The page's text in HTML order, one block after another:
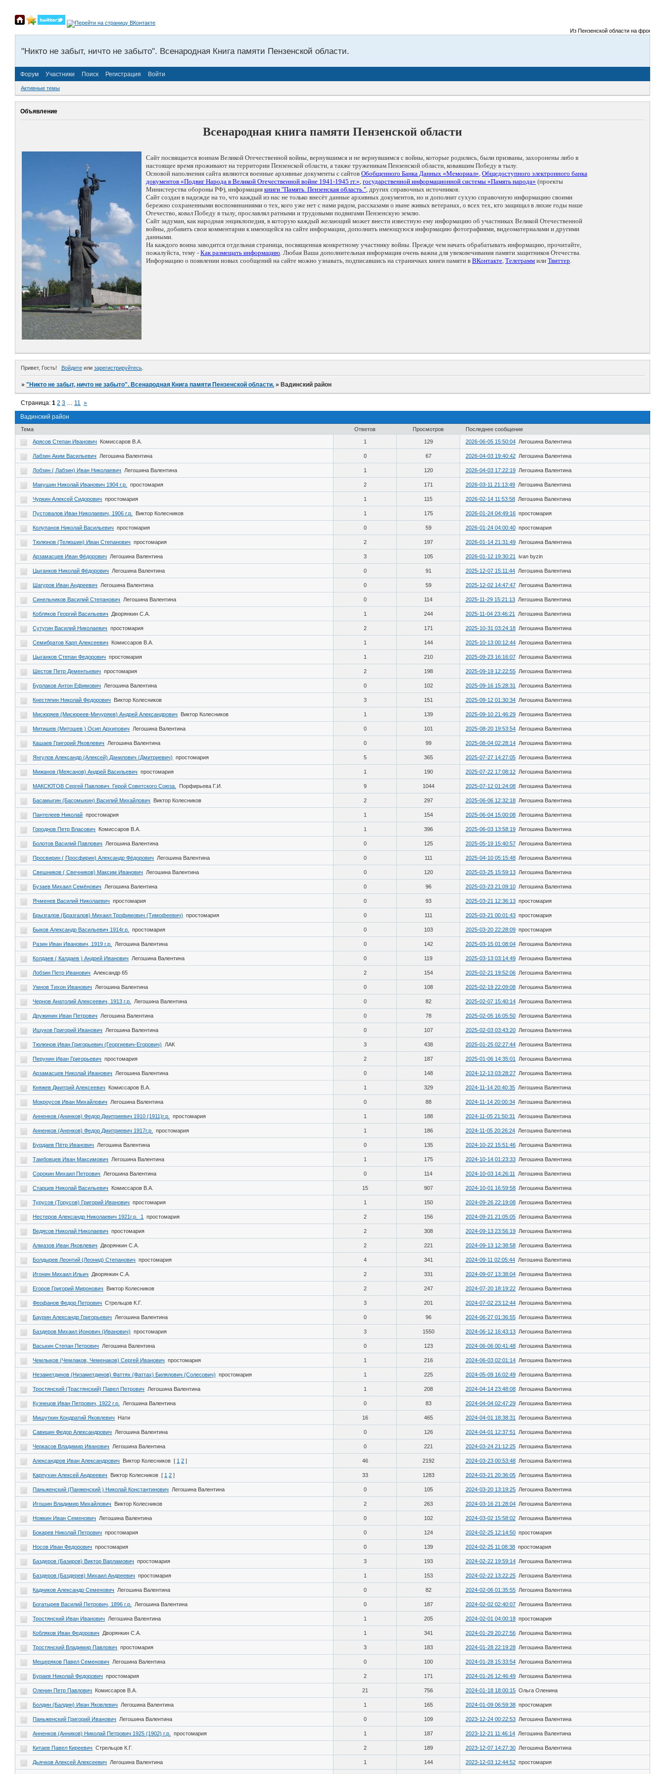
Из Пензенской области на фронты
"Никто не забыт, ничто не забыто". Всенародная Книга памяти Пензенской области.
Форум Участники Поиск Регистрация Войти
Активные темы
Объявление
Всенародная книга памяти Пензенской области
Сайт посвящается воинам Великой Отечественной войны, вернувшимся и не вернувшимся с войны, которые родились, были призваны, захоронены либо в
настоящее время проживают на территории Пензенской области, а также труженикам Пензенской области, ковавшим Победу в тылу.
Основой наполнения сайта являются военные архивные документы с сайтов Обобщенного Банка Данных «Мемориал», Общедоступного электронного банка
документов «Подвиг Народа в Великой Отечественной войне 1941-1945 гг.», государственной информационной системы «Память народа» (проекты
Министерства обороны РФ), информация книги "Память. Пензенская область.", других справочных источников.
Сайт создан в надежде на то, что каждый из нас не только внесёт данные архивных документов, но и дополнит сухую справочную информацию своими
бережно сохраненными воспоминаниями о тех, кого уже нет с нами рядом, рассказами о ныне живых ветеранах, о всех тех, кто защищал в лихие годы наше
Отечество, ковал Победу в тылу, прославлял ратными и трудовыми подвигами Пензенскую землю.
Сайт задуман, как народная энциклопедия, в которую каждый желающий может внести известную ему информацию об участниках Великой Отечественной
войны, добавить свои комментарии к имеющейся на сайте информации, дополнить имеющуюся информацию фотографиями, видеоматериалами и другими
данными.
На каждого воина заводится отдельная страница, посвященная конкретному участнику войны. Прежде чем начать обрабатывать информацию, прочитайте,
пожалуйста, тему - Как размещать информацию. Любая Ваша дополнительная информация очень важна для увековечивания памяти защитников Отечества.
Информацию о появлении новых сообщений на сайте можно узнавать, подписавшись на страничках книги памяти в ВКонтакте, Телеграмм или Твиттер.
Привет, Гость! Войдитеили зарегистрируйтесь.
»"Никто не забыт, ничто не забыто". Всенародная Книга памяти Пензенской области. » Вадинский район
Вадинский район
Страница:1 2 3 … 11 »
Тема Ответов Просмотров Последнее сообщение
Арясов Степан Иванович Комиссаров В.А. 1 129 2026-06-05 15:50:04 Легошина Валентина
Лабзин Аким Васильевич Легошина Валентина 0 67 2026-04-03 19:40:42 Легошина Валентина
Лобзин ( Лабзин) Иван Николаевич Легошина Валентина 1 120 2026-04-03 17:22:19 Легошина Валентина
Макушин Николай Иванович 1904 г.р. простомария 2 171 2026-03-11 21:13:49 Легошина Валентина
Чуркин Алексей Сидорович простомария 1 115 2026-02-14 11:53:58 Легошина Валентина
Пустовалов Иван Николаевич, 1906 г.р. Виктор Колесников 1 175 2026-01-24 04:49:16 простомария
Колупанов Николай Васильевич простомария 0 59 2026-01-24 04:00:40 простомария
Тюлюнов (Телюшин) Иван Степанович простомария 2 197 2026-01-14 21:31:49 Легошина Валентина
Арзамасцев Иван Фёдорович Легошина Валентина 3 105 2026-01-12 19:30:21 ivan byzin
Цыганков Николай Фёдорович Легошина Валентина 0 91 2025-12-07 15:11:44 Легошина Валентина
Шагуров Иван Андреевич Легошина Валентина 0 59 2025-12-02 14:47:47 Легошина Валентина
Синельников Василий Степанович Легошина Валентина 0 114 2025-11-29 15:21:13 Легошина Валентина
Кобляков Георгий Васильевич Дворянкин С.А. 1 244 2025-11-04 23:46:21 Легошина Валентина
Сутугин Василий Николаевич простомария 2 171 2025-10-31 03:24:18 Легошина Валентина
Семибратов Карп Алексеевич Комиссаров В.А. 1 144 2025-10-13 00:12:44 Легошина Валентина
Цыганков Степан Федорович простомария 1 210 2025-09-23 16:16:07 Легошина Валентина
Шестов Петр Дементьевич простомария 2 198 2025-09-19 12:22:55 Легошина Валентина
Бурлаков Антон Ефимович Легошина Валентина 0 102 2025-09-16 15:28:31 Легошина Валентина
Кнестяпин Николай Федорович Виктор Колесников 3 151 2025-09-12 01:30:34 Легошина Валентина
Мисюряев (Мисюреев-Мичуряев) Андрей Александрович Виктор Колесников 1 139 2025-09-10 21:46:29 Легошина Валентина
Митишев (Митошев ) Осип Архипович Легошина Валентина 0 101 2025-08-20 19:53:54 Легошина Валентина
Кашаев Григорий Яковлевич Легошина Валентина 0 99 2025-08-04 02:28:14 Легошина Валентина
Янгулов Александр (Алексей) Данилович (Дмитриевич) простомария 5 365 2025-07-27 14:27:05 Легошина Валентина
Мижанов (Меясанов) Андрей Васильевич простомария 1 190 2025-07-22 17:08:12 Легошина Валентина
МАКСЮТОВ Сергей Павлович. Герой Советского Союза. Порфирьева Г.И. 9 1044 2025-07-12 01:24:08 Легошина Валентина
Басамыгин (Басомыкин) Василий Михайлович Виктор Колесников 2 297 2025-06-06 12:32:18 Легошина Валентина
Пантелеев Николай простомария 1 154 2025-06-04 15:00:08 Легошина Валентина
Городнов Петр Власович Комиссаров В.А. 1 396 2025-06-03 13:58:19 Легошина Валентина
Болотов Василий Павлович Легошина Валентина 0 125 2025-05-19 15:40:57 Легошина Валентина
Просвирин ( Просфирин) Александр Фёдорович Легошина Валентина 0 111 2025-04-10 05:15:48 Легошина Валентина
Свешников ( Свечников) Максим Иванович Легошина Валентина 0 120 2025-03-25 15:59:13 Легошина Валентина
Бузаев Михаил Семёнович Легошина Валентина 0 96 2025-03-23 21:09:10 Легошина Валентина
Ячменев Василий Николаевич простомария 0 93 2025-03-21 12:36:13 простомария
Брызгалов (Бразгалов) Михаил Трофимович (Тимофеевич) простомария 0 111 2025-03-21 00:01:43 простомария
Быков Александр Васильевич 1914г.р. простомария 0 103 2025-03-20 22:28:09 простомария
Разин Иван Иванович, 1919 г.р. Легошина Валентина 0 142 2025-03-15 01:08:04 Легошина Валентина
Колдаев ( Калдаев ) Андрей Иванович Легошина Валентина 0 119 2025-03-13 03:14:49 Легошина Валентина
Лобзин Петр Иванович Александр 65 2 154 2025-02-21 19:52:06 Легошина Валентина
Умнов Тихон Иванович Легошина Валентина 0 108 2025-02-19 22:09:08 Легошина Валентина
Чернов Анатолий Алексеевич, 1913 г.р. Легошина Валентина 0 82 2025-02-07 15:40:14 Легошина Валентина
Дружинин Иван Петрович Легошина Валентина 0 78 2025-02-05 16:05:50 Легошина Валентина
Ишуков Григорий Иванович Легошина Валентина 0 107 2025-02-03 03:43:20 Легошина Валентина
Тюлюнов Иван Григорьевич (Георгиевич-Егорович) ЛАК 3 438 2025-01-25 02:27:44 Легошина Валентина
Перунин Иван Григорьевич простомария 2 187 2025-01-06 14:35:01 Легошина Валентина
Арзамасцев Николай Иванович Легошина Валентина 0 148 2024-12-13 03:28:27 Легошина Валентина
Княжев Дмитрий Алексеевич Комиссаров В.А. 1 329 2024-11-14 20:40:35 Легошина Валентина
Мокроусов Иван Михайлович Легошина Валентина 0 88 2024-11-14 20:00:34 Легошина Валентина
Анненков (Анинков) Федор Дмитриевич 1910 (1911)г.р. простомария 1 188 2024-11-05 21:50:31 Легошина Валентина
Анненков (Аненков) Федор Дмитриевич 1917г.р. простомария 1 186 2024-11-05 20:26:24 Легошина Валентина
Бурдаев Пётр Иванович Легошина Валентина 0 135 2024-10-22 15:51:46 Легошина Валентина
Тамбовцев Иван Максимович Легошина Валентина 1 175 2024-10-14 01:23:33 Легошина Валентина
Сорокин Михаил Петрович Легошина Валентина 0 114 2024-10-03 14:26:11 Легошина Валентина
Старцев Николай Васильевич Комиссаров В.А. 15 907 2024-10-01 16:59:58 Легошина Валентина
Турусов (Торусов) Григорий Иванович простомария 1 150 2024-09-26 22:19:08 Легошина Валентина
Нестеров Александр Николаевич 1921г.р._1 простомария 2 156 2024-09-21 21:05:05 Легошина Валентина
Ведясов Николай Николаевич простомария 2 308 2024-09-13 23:56:19 Легошина Валентина
Алмазов Иван Яковлевич Дворянкин С.А. 2 221 2024-09-13 12:38:58 Легошина Валентина
Болдырев Леонтий (Леонид) Степанович простомария 4 341 2024-09-11 02:05:44 Легошина Валентина
Игонин Михаил Ильич Дворянкин С.А. 2 331 2024-09-07 13:38:04 Легошина Валентина
Егоров Григорий Миронович Виктор Колесников 2 247 2024-07-20 18:19:22 Легошина Валентина
Феофанов Федор Петрович Стрельцов К.Г. 3 201 2024-07-02 23:12:44 Легошина Валентина
Баурин Александр Григорьевич Легошина Валентина 0 96 2024-06-27 01:36:55 Легошина Валентина
Баздеров Михаил Ионович (Иванович) простомария 3 1550 2024-06-12 16:43:13 Легошина Валентина
Васькин Степан Петрович Легошина Валентина 0 123 2024-06-06 00:41:48 Легошина Валентина
Чемлыков (Чемлаков, Чеменаков) Сергей Иванович простомария 1 216 2024-06-03 02:01:14 Легошина Валентина
Незаметдинов (Низаметдинов) Фаттях (Фаттах) Билялович (Солесович) простомария 1 225 2024-05-09 16:02:49 Легошина Валентина
Тростянский (Трастянский) Павел Петрович Легошина Валентина 1 208 2024-04-14 23:48:08 Легошина Валентина
Кузнецов Иван Петрович, 1922 г.р. Легошина Валентина 0 83 2024-04-04 02:47:29 Легошина Валентина
Мишуткин Кондратий Яковлевич Нати 16 465 2024-04-01 18:38:31 Легошина Валентина
Савицин Федор Александрович Легошина Валентина 0 126 2024-04-01 12:37:51 Легошина Валентина
Черкасов Владимир Иванович Легошина Валентина 0 221 2024-03-24 21:12:25 Легошина Валентина
Александров Иван Александрович Виктор Колесников [ 1 2 ] 46 2192 2024-03-23 00:53:48 Легошина Валентина
Карпухин Алексей Андреевич Виктор Колесников [ 1 2 ] 33 1283 2024-03-21 20:36:05 Легошина Валентина
Паньженский (Панженский ) Николай Константинович Легошина Валентина 0 105 2024-03-20 13:19:25 Легошина Валентина
Игошин Владимир Михайлович Виктор Колесников 2 263 2024-03-16 21:28:04 Легошина Валентина
Ножкин Иван Семенович Легошина Валентина 0 102 2024-03-02 15:58:02 Легошина Валентина
Бокарев Николай Петрович простомария 0 124 2024-02-25 12:14:50 простомария
Носов Иван Федорович простомария 0 139 2024-02-25 11:08:38 простомария
Баздеров (Базиров) Виктор Варламович простомария 3 193 2024-02-22 19:59:14 Легошина Валентина
Баздеров (Баздерев) Михаил Андреевич простомария 1 153 2024-02-22 13:22:25 Легошина Валентина
Кадников Александр Семенович Легошина Валентина 0 82 2024-02-06 01:35:55 Легошина Валентина
Богатырев Василий Петрович, 1896 г.р. Легошина Валентина 0 187 2024-02-02 02:40:07 Легошина Валентина
Тростянский Иван Иванович Легошина Валентина 1 205 2024-02-01 04:00:18 простомария
Кобляков Иван Федорович Дворянкин С.А. 1 341 2024-01-29 20:27:56 Легошина Валентина
Тростянский Владимир Павлович простомария 3 183 2024-01-28 22:19:28 Легошина Валентина
Мещеряков Павел Семенович Легошина Валентина 0 100 2024-01-28 15:33:54 Легошина Валентина
Бураев Николай Федорович простомария 2 171 2024-01-26 12:46:49 Легошина Валентина
Оленин Петр Павлович Комиссаров В.А. 21 756 2024-01-18 18:00:15 Ольга Оленина
Болдин (Балдин) Иван Яковлевич Легошина Валентина 1 165 2024-01-09 06:59:38 простомария
Паньженский Григорий Иванович Легошина Валентина 0 109 2023-12-24 00:22:53 Легошина Валентина
Анненков (Анников) Николай Петрович 1925 (1902) г.р. простомария 1 187 2023-12-21 11:46:14 Легошина Валентина
Китаев Павел Киреевич Стрельцов К.Г. 2 189 2023-12-07 14:27:30 Легошина Валентина
Дьячков Алексей Алексеевич Легошина Валентина 1 144 2023-12-03 12:44:52 простомария